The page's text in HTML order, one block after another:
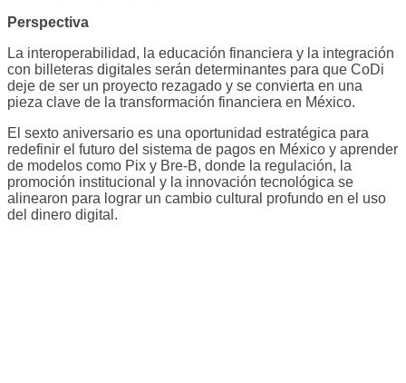
Perspectiva
La interoperabilidad, la educación financiera y la integración
con billeteras digitales serán determinantes para que CoDi
deje de ser un proyecto rezagado y se convierta en una
pieza clave de la transformación financiera en México.
El sexto aniversario es una oportunidad estratégica para
redefinir el futuro del sistema de pagos en México y aprender
de modelos como Pix y Bre-B, donde la regulación, la
promoción institucional y la innovación tecnológica se
alinearon para lograr un cambio cultural profundo en el uso
del dinero digital.